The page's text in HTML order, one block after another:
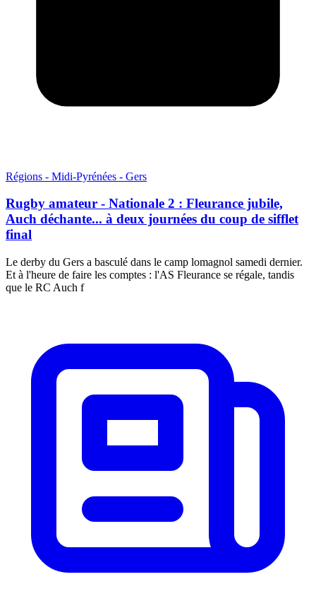
Régions - Midi-Pyrénées - Gers
Rugby amateur - Nationale 2 : Fleurance jubile,
Auch déchante... à deux journées du coup de sifflet
final
Le derby du Gers a basculé dans le camp lomagnol samedi dernier.
Et à l'heure de faire les comptes : l'AS Fleurance se régale, tandis
que le RC Auch f